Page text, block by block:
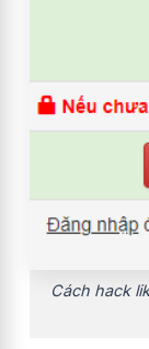
Cách hack